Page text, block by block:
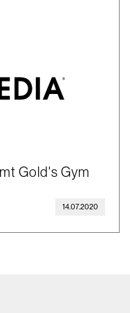
Gold's Gym
14.07.2020